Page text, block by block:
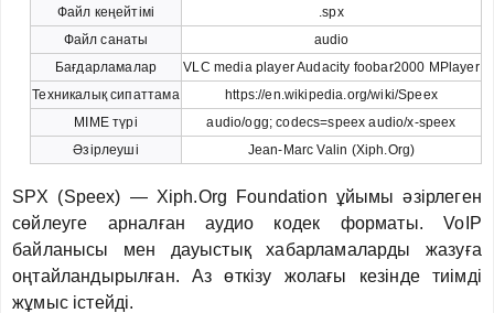
Файл кеңейтімі
.spx
Файл санаты
audio
Бағдарламалар
VLC media player Audacity foobar2000 MPlayer
Техникалық сипаттама
https://en.wikipedia.org/wiki/Speex
MIME түрі
audio/ogg; codecs=speex audio/x-speex
Әзірлеуші
Jean-Marc Valin (Xiph.Org)
SPX (Speex) — Xiph.Org Foundation ұйымы әзірлеген
сөйлеуге арналған аудио кодек форматы. VoIP
байланысы мен дауыстық хабарламаларды жазуға
оңтайландырылған. Аз өткізу жолағы кезінде тиімді
жұмыс істейді.